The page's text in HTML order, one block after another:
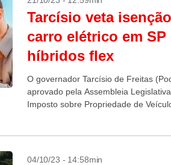
Tarcísio veta
carro elétrico em
híbridos flex
O governador Tarcísio de Freitas
aprovado pela Assembleia
Imposto sobre Propriedade de
04/10/23 - 14:58min